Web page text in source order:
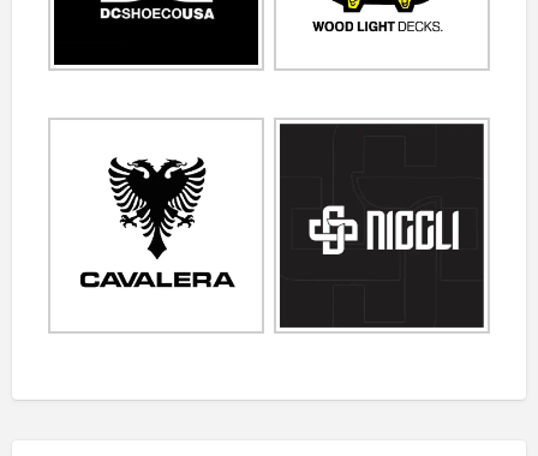
R
O
I
R
S
T
Á
R
IO
D
A
M
IC
F